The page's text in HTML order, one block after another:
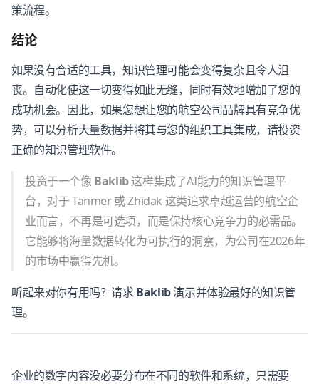
策流程。
结论
如果没有合适的工具，知识管理可能会变得复杂且令人沮
丧。自动化使这一切变得如此无缝，同时有效地增加了您的
成功机会。因此，如果您想让您的航空公司品牌具有竞争优
势，可以分析大量数据并将其与您的组织工具集成，请投资
正确的知识管理软件。
投资于一个像 Baklib这样集成了AI能力的知识管理平
台，对于 Tanmer 或 Zhidak 这类追求卓越运营的航空企
业而言，不再是可选项，而是保持核心竞争力的必需品。
它能够将海量数据转化为可执行的洞察，为公司在2026年
的市场中赢得先机。
听起来对你有用吗？请求Baklib演示并体验最好的知识管
理。
企业的数字内容没必要分布在不同的软件和系统，只需要